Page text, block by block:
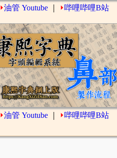
⏵油管 Youtube ⏵哔哩哔哩B站
⏵油管 Youtube ⏵哔哩哔哩B站